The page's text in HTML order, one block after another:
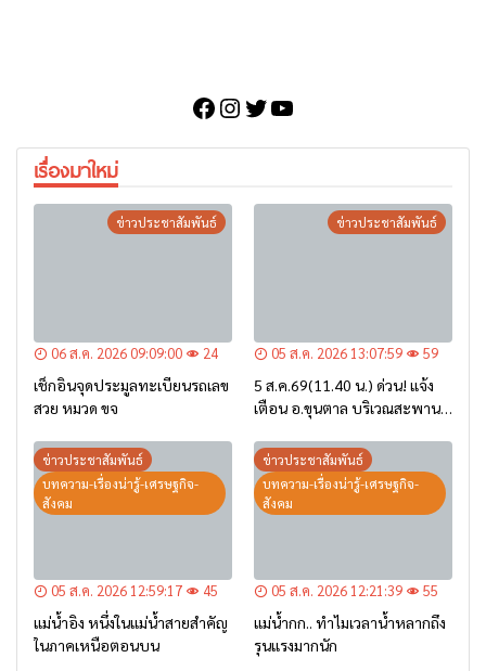
Facebook
Instagram
Twitter
YouTube
เรื่องมาใหม่
ข่าวประชาสัมพันธ์
06 ส.ค. 2026 09:09:00 24
เช็กอินจุดประมูลทะเบียนรถเลข
สวย หมวด ขจ
ข่าวประชาสัมพันธ์
05 ส.ค. 2026 13:07:59 59
5 ส.ค.69(11.40 น.) ด่วน! แจ้ง
เตือน อ.ขุนตาล บริเวณสะพาน
– เตรียมการอพยพ”
ข่าวประชาสัมพันธ์
บทความ-เรื่องน่ารู้-เศรษฐกิจ-
สังคม
05 ส.ค. 2026 12:59:17 45
แม่น้ำอิง หนึ่งในแม่น้ำสายสำคัญ
ในภาคเหนือตอนบน
ข่าวประชาสัมพันธ์
บทความ-เรื่องน่ารู้-เศรษฐกิจ-
สังคม
05 ส.ค. 2026 12:21:39 55
แม่น้ำกก.. ทำไมเวลาน้ำหลากถึง
รุนแรงมากนัก